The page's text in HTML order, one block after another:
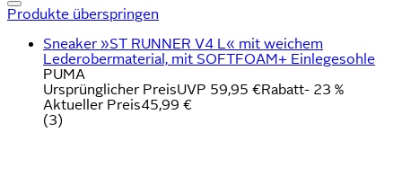
Produkte überspringen
Sneaker »ST RUNNER V4 L« mit weichem
Lederobermaterial, mit SOFTFOAM+ Einlegesohle
PUMA
Ursprünglicher PreisUVP 59,95 €Rabatt- 23 %
Aktueller Preis45,99 €
(3)